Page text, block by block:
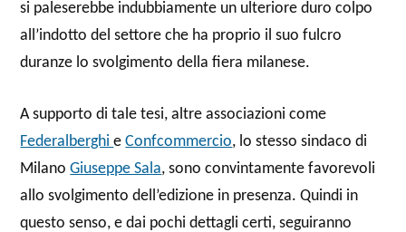
si paleserebbe indubbiamente un ulteriore duro colpo
all’indotto del settore che ha proprio il suo fulcro
duranze lo svolgimento della fiera milanese.
A supporto di tale tesi, altre associazioni come
FederalberghieConfcommercio, lo stesso sindaco di
MilanoGiuseppe Sala, sono convintamente favorevoli
allo svolgimento dell’edizione in presenza. Quindi in
questo senso, e dai pochi dettagli certi, seguiranno